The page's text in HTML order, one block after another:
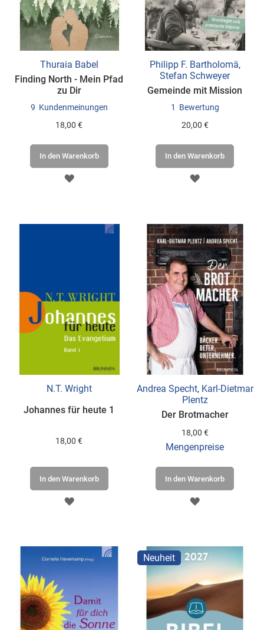
Thuraia Babel
Finding North - Mein Pfad
zu Dir
9 Kundenmeinungen
18,00 €
In den Warenkorb
ZUR
Philipp F. Bartholomä,
Stefan Schweyer
Gemeinde mit Mission
1 Bewertung
20,00 €
In den Warenkorb
ZUR
N.T. Wright
Johannes für heute 1
18,00 €
In den Warenkorb
ZUR
Andrea Specht, Karl-Dietmar
Plentz
Der Brotmacher
18,00 €
Mengenpreise
In den Warenkorb
ZUR
Neuheit